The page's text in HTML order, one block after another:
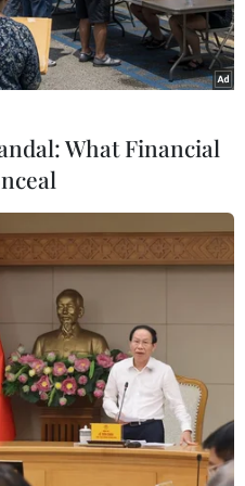
Dương Ngọc/TTXVN)
Hồ Chí Minh, Bộ Y tế
triển châu Á (ADB)
về việc đẩy mạnh
What Financial